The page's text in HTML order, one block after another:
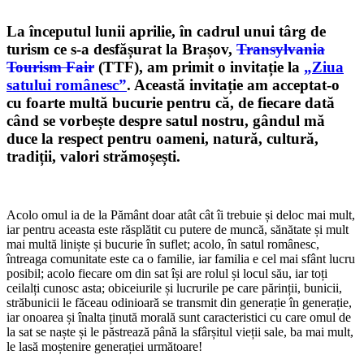
La începutul lunii aprilie, în cadrul unui târg de
turism ce s-a desfășurat la Brașov, Transylvania
Tourism Fair (TTF), am primit o invitație la „Ziua
satului românesc”. Această invitație am acceptat-o
cu foarte multă bucurie pentru că, de fiecare dată
când se vorbește despre satul nostru, gândul mă
duce la respect pentru oameni, natură, cultură,
tradiții, valori strămoșești.
Acolo omul ia de la Pământ doar atât cât îi trebuie și deloc mai mult,
iar pentru aceasta este răsplătit cu putere de muncă, sănătate și mult
mai multă liniște și bucurie în suflet; acolo, în satul românesc,
întreaga comunitate este ca o familie, iar familia e cel mai sfânt lucru
posibil; acolo fiecare om din sat își are rolul și locul său, iar toți
ceilalți cunosc asta; obiceiurile și lucrurile pe care părinții, bunicii,
străbunicii le făceau odinioară se transmit din generație în generație,
iar onoarea și înalta ținută morală sunt caracteristici cu care omul de
la sat se naște și le păstrează până la sfârșitul vieții sale, ba mai mult,
le lasă moștenire generației următoare!